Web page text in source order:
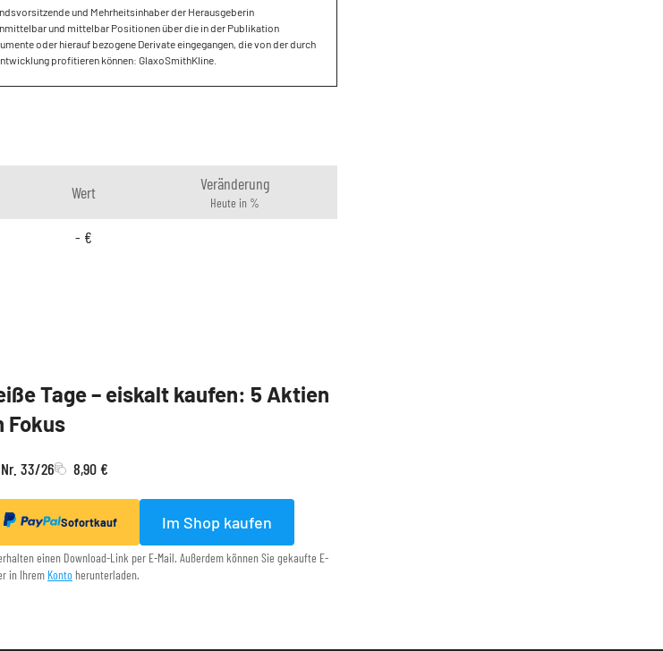
und Mehrheitsinhaber der Herausgeberin
und mittelbar Positionen über die in der Publikation
oder hierauf bezogene Derivate eingegangen, die von der durch
profitieren können: GlaxoSmithKline.
Wert Veränderung
Heute in %
- €
Tage – eiskalt kaufen: 5 Aktien
Fokus
Nr. 33/26 8,90 €
Sofortkauf Im Shop kaufen
einen Download-Link per E-Mail. Außerdem können Sie gekaufte E-
in Ihrem Konto herunterladen.